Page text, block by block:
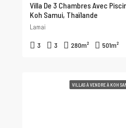
Villa De 3 Chambres Avec
Koh Samui, Thaïlande
Lamai
3 3 280m² 501m²
VILLAS À VENDRE À KOH